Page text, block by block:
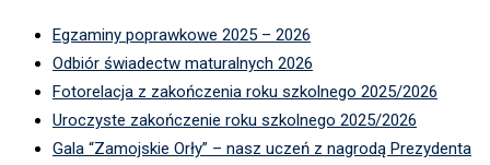
Egzaminy poprawkowe 2025 – 2026
Odbiór świadectw maturalnych 2026
Fotorelacja z zakończenia roku szkolnego 2025/2026
Uroczyste zakończenie roku szkolnego 2025/2026
Gala “Zamojskie Orły” – nasz uczeń z nagrodą Prezydenta